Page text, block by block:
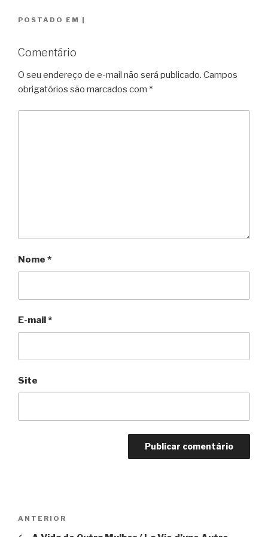
POSTADO EM
Comentário
O seu endereço de e-mail não será publicado. Campos
obrigatórios são marcados com *
Nome *
E-mail*
Site
Anterior
ANTERIOR